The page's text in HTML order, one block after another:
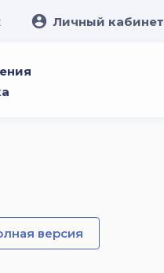
Личный кабинет
версия